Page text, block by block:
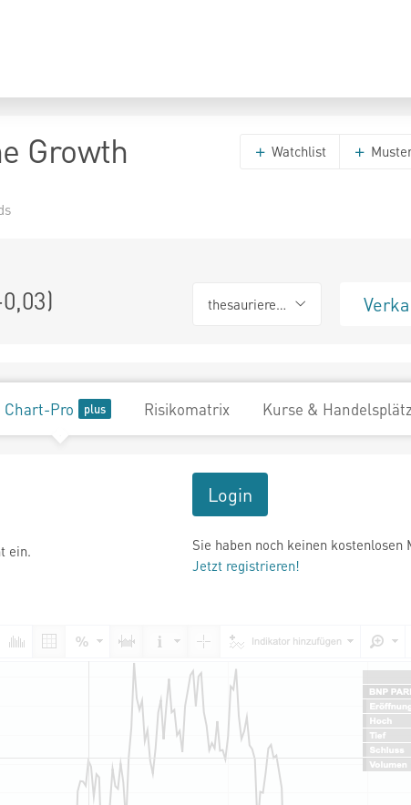
Growth Watchlist
) thesaurierend
Chart-Pro Risikomatrix Kurse &
ein.
Login
Sie haben noch keinen kostenlosen
Jetzt registrieren!